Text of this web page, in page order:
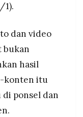
1).
dan video
bukan
hasil
konten itu
ponsel dan